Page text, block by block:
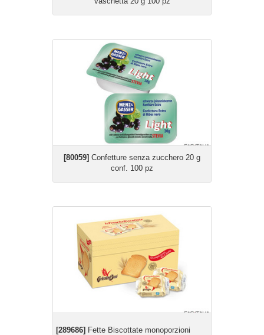
[80059] Confetture senza zucchero 20 g
conf. 100 pz
[289686] Fette Biscottate monoporzioni